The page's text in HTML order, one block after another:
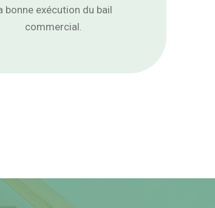
bonne exécution du bail
commercial.